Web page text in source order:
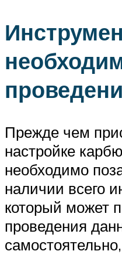
Прежде чем
настройке
необходимо
наличии всего
который может
проведения